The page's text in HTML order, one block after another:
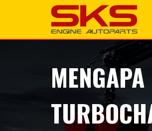
+6285100996428